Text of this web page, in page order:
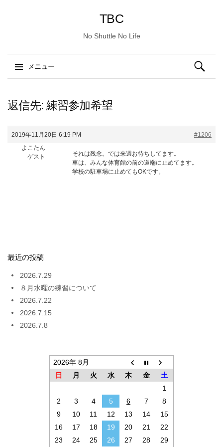
TBC
No Shuttle No Life
メニュー
ン
ン
ツ
検
索:
返信先: 練習参加希望
2019年11月20日 6:19 PM
#1206
よこたん
ゲスト
それは残念。では来週お待ちしてます。
車は、みんな体育館の前の道端に止めてます。
学校の駐車場に止めてもOKです。
最近の投稿
2026.7.29
８月水曜の練習について
2026.7.22
2026.7.15
2026.7.8
2026年 8月
日
月 火 水 木 金
土
1
2
3 4 5 6 7
8
9
10 11 12 13 14
15
16
17 18 19 20 21
22
23
24 25 26 27 28 29